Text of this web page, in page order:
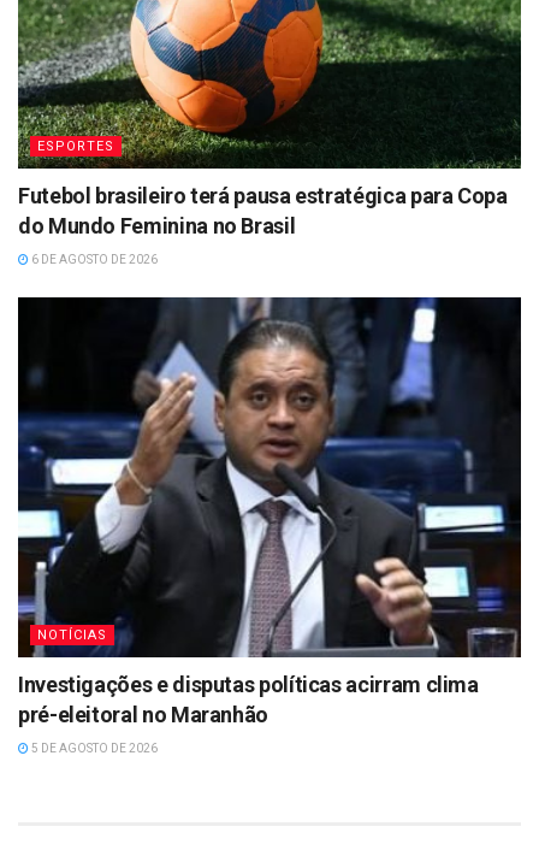
ESPORTES
Futebol brasileiro terá pausa estratégica para Copa
do Mundo Feminina no Brasil
6 DE AGOSTO DE 2026
NOTÍCIAS
Investigações e disputas políticas acirram clima
pré-eleitoral no Maranhão
5 DE AGOSTO DE 2026